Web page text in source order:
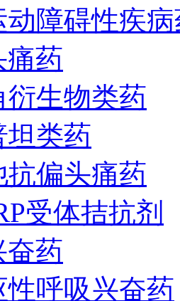
动障碍性疾
痛药
衍生物类药
坦类药
抗偏头痛药
受体拮抗剂
奋药
性呼吸兴奋药